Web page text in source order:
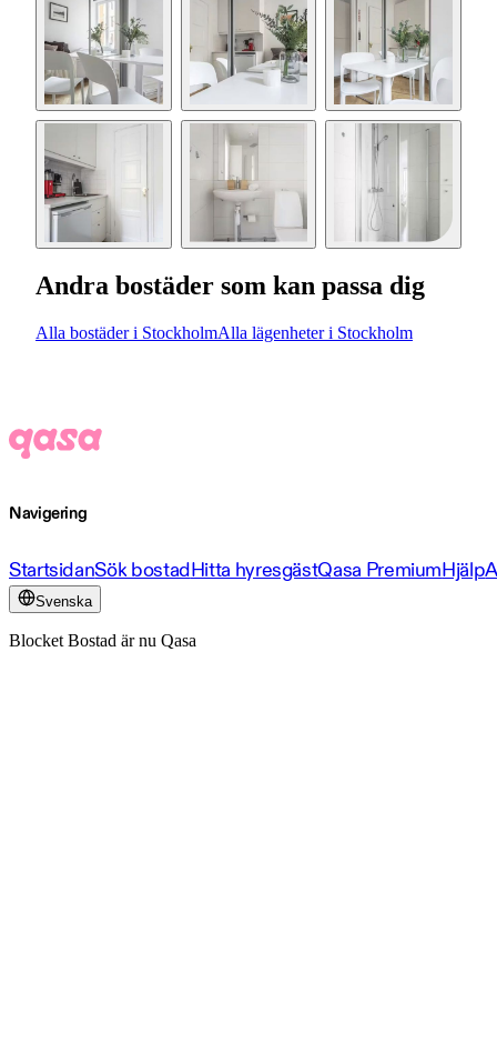
Andra bostäder som kan passa dig
Alla bostäder i StockholmAlla lägenheter i Stockholm
Navigering
StartsidanSök bostadHitta hyresgästQasa PremiumHjälp
Svenska
Blocket Bostad är nu Qasa